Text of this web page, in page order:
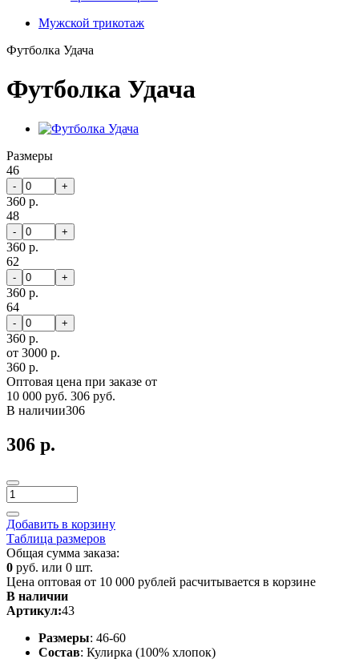
Мужской трикотаж
Футболка Удача
Футболка Удача
Размеры
46
- +
360 р.
48
- +
360 р.
62
- +
360 р.
64
- +
360 р.
от 3000 р.
360 р.
Оптовая цена при заказе от
10 000 руб. 306 руб.
В наличии306
306 р.
Добавить в корзину
Таблица размеров
Общая сумма заказа:
0 руб. или 0 шт.
Цена оптовая от 10 000 рублей расчитывается в корзине
В наличии
Артикул:43
Размеры: 46-60
Состав: Кулирка (100% хлопок)